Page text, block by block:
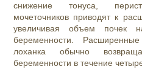
снижение тонуса,
мочеточников приводят к
увеличивая объем почек
беременности.
лоханка обычно
беременности в течение